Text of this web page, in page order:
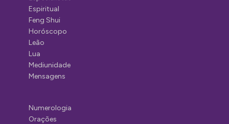
Espiritual
Feng Shui
Horóscopo
Leão
Lua
Mediunidade
Mensagens
Numerologia
Orações